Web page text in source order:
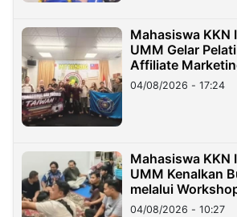
Mahasiswa KKN
UMM Gelar
Affiliate
Migran Indonesia
04/08/2026 - 17:24
Mahasiswa KKN
UMM Kenalkan
melalui
di Taiwan
04/08/2026 - 10:27